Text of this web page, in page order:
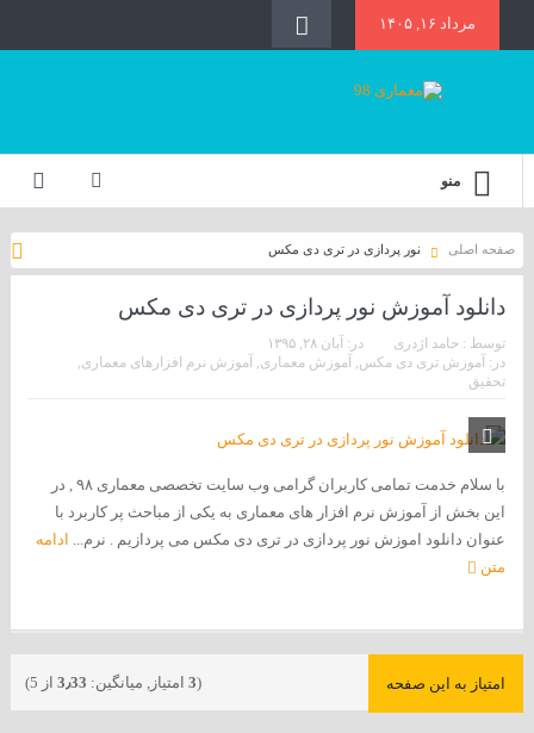
مرداد ۱۶, ۱۴۰۵
منو
صفحه اصلی نور پردازی در تری دی مکس
دانلود آموزش نور پردازی در تری دی مکس
توسط : حامد اژدری در: آبان ۲۸, ۱۳۹۵
در: آموزش تری دی مکس, آموزش معماری, آموزش نرم افزارهای معماری,
تحقیق
با سلام خدمت تمامی کاربران گرامی وب سایت تخصصی معماری ۹۸ , در
این بخش از آموزش نرم افزار های معماری به یکی از مباحث پر کاربرد با
عنوان دانلود اموزش نور پردازی در تری دی مکس می پردازیم . نرم... ادامه
متن
امتیاز به این صفحه (
3 امتیاز, میانگین: 3٫33 از 5)